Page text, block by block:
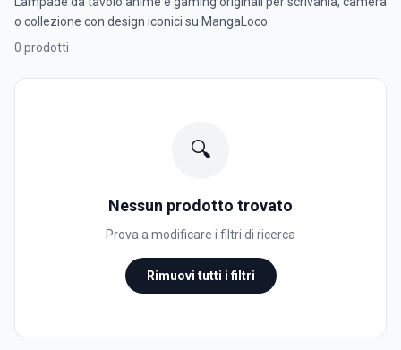
o collezione con design iconici su MangaLoco.
0 prodotti
🔍
Nessun prodotto trovato
Prova a modificare i filtri di ricerca
Rimuovi tutti i filtri